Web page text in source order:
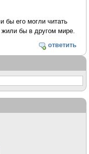
бы его могли читать
бы в другом мире.
ответить